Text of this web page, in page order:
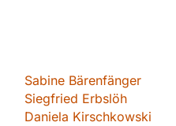
Sabine Bärenfänger
Siegfried Erbslöh
Daniela Kirschkowski